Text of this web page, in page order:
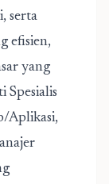
serta
efisien,
yang
Spesialis
Aplikasi,